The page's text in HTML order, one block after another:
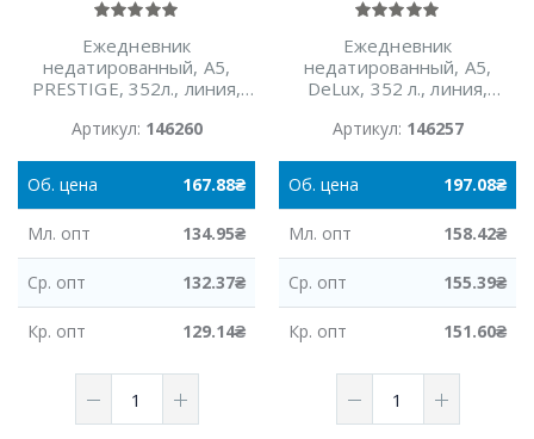
Ежедневник
недатированный, А5,
PRESTIGE, 352л., линия,
Артикул: 146260
Об. цена 167.88₴
Мл. опт 134.95₴
Ср. опт 132.37₴
Кр. опт 129.14₴
Ежедневник
недатированный, А5,
DeLux, 352 л., линия,
Артикул: 146257
Об. цена 197.08₴
Мл. опт 158.42₴
Ср. опт 155.39₴
Кр. опт 151.60₴